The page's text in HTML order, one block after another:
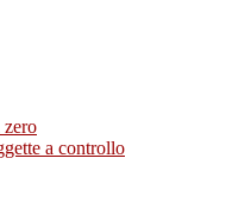
zero
a controllo